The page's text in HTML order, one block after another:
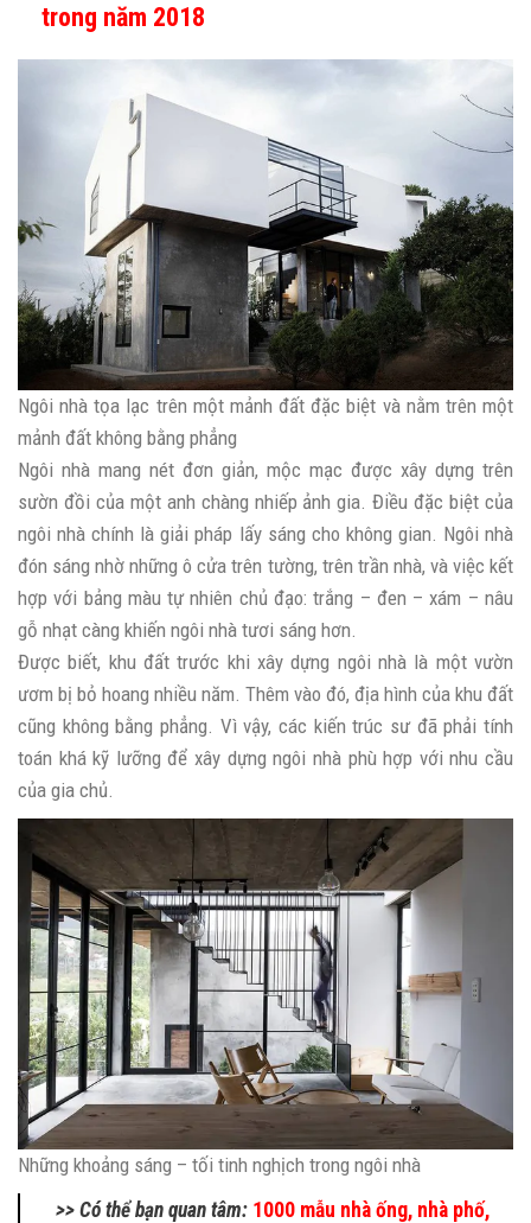
trong năm 2018
Ngôi nhà tọa lạc trên một mảnh đất đặc biệt và nằm trên một
mảnh đất không bằng phẳng
Ngôi nhà mang nét đơn giản, mộc mạc được xây dựng trên
sườn đồi của một anh chàng nhiếp ảnh gia. Điều đặc biệt của
ngôi nhà chính là giải pháp lấy sáng cho không gian. Ngôi nhà
đón sáng nhờ những ô cửa trên tường, trên trần nhà, và việc kết
hợp với bảng màu tự nhiên chủ đạo: trắng – đen – xám – nâu
gỗ nhạt càng khiến ngôi nhà tươi sáng hơn.
Được biết, khu đất trước khi xây dựng ngôi nhà là một vườn
ươm bị bỏ hoang nhiều năm. Thêm vào đó, địa hình của khu đất
cũng không bằng phẳng. Vì vậy, các kiến trúc sư đã phải tính
toán khá kỹ lưỡng để xây dựng ngôi nhà phù hợp với nhu cầu
của gia chủ.
Những khoảng sáng – tối tinh nghịch trong ngôi nhà
>> Có thể bạn quan tâm: 1000 mẫu nhà ống, nhà phố,